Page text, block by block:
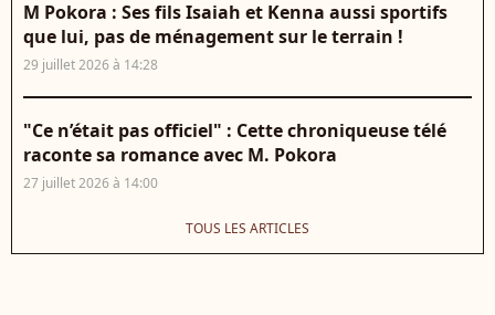
M Pokora : Ses fils Isaiah et Kenna aussi sportifs
que lui, pas de ménagement sur le terrain !
29 juillet 2026 à 14:28
"Ce n’était pas officiel" : Cette chroniqueuse télé
raconte sa romance avec M. Pokora
27 juillet 2026 à 14:00
TOUS LES ARTICLES